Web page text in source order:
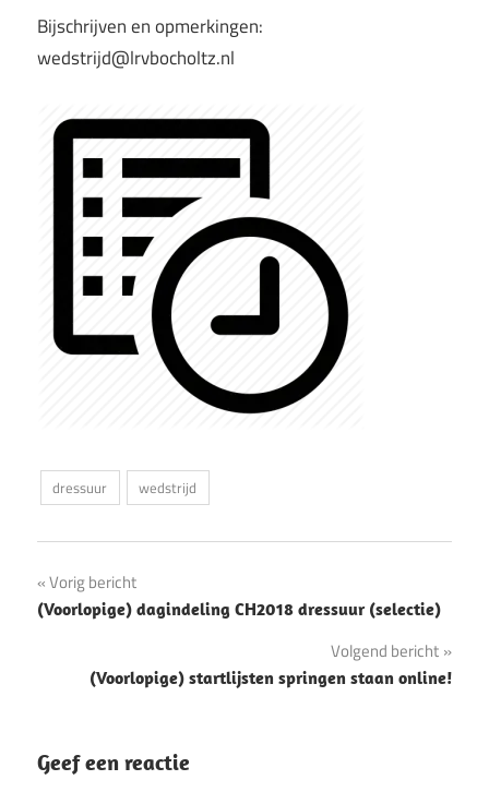
Bijschrijven en opmerkingen:
wedstrijd@lrvbocholtz.nl
dressuur wedstrijd
Bericht
navigatie
Vorig bericht
(Voorlopige) dagindeling CH2018 dressuur (selectie)
Volgend bericht
(Voorlopige) startlijsten springen staan online!
Geef een reactie